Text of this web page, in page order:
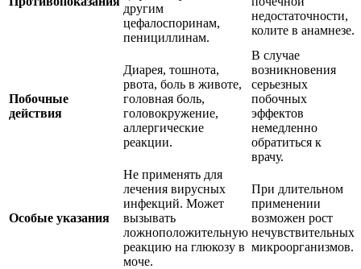
другим
цефалоспоринам,
пенициллинам.
недостаточности,
колите в анамнезе.
Побочные
действия
Диарея, тошнота,
рвота, боль в животе,
головная боль,
головокружение,
аллергические
реакции.
В случае
возникновения
серьезных
побочных
эффектов
немедленно
обратиться к
врачу.
Особые указания
Не применять для
лечения вирусных
инфекций. Может
вызывать
ложноположительную
реакцию на глюкозу в
моче.
При длительном
применении
возможен рост
нечувствительных
микроорганизмов.